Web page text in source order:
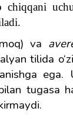
chiqqani
va
tilida
ega.
tugasa